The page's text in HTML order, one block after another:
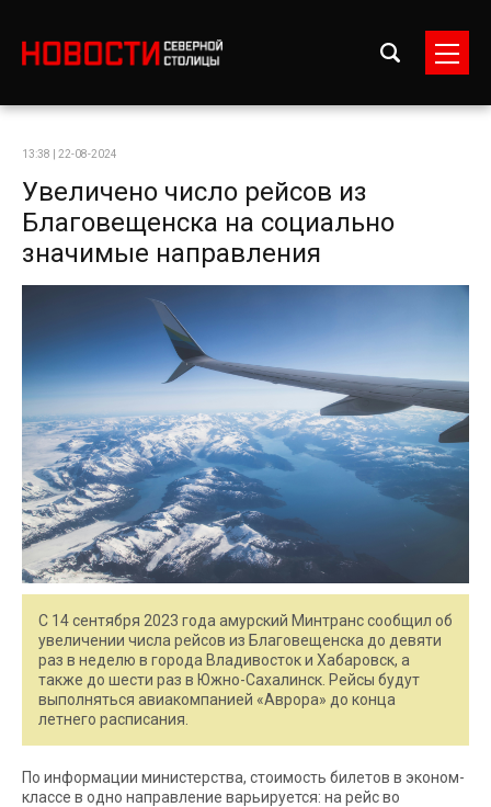
13:38 | 22-08-2024
Увеличено число рейсов из
Благовещенска на социально
значимые направления
С 14 сентября 2023 года амурский Минтранс сообщил об
увеличении числа рейсов из Благовещенска до девяти
раз в неделю в города Владивосток и Хабаровск, а
также до шести раз в Южно-Сахалинск. Рейсы будут
выполняться авиакомпанией «Аврора» до конца
летнего расписания.
По информации министерства, стоимость билетов в эконом-
классе в одно направление варьируется: на рейс во